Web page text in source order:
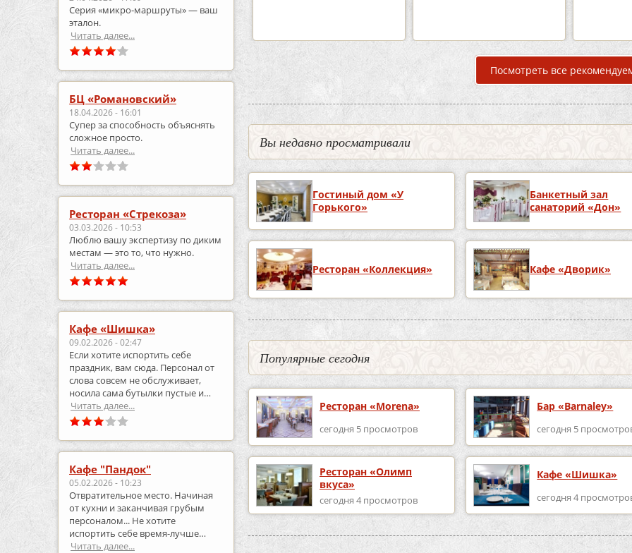
Серия «микро‑маршруты» — ваш
эталон.
Читать далее...
БЦ «Романовский»
18.04.2026 - 16:01
Супер за способность объяснять
сложное просто.
Читать далее...
Ресторан «Стрекоза»
03.03.2026 - 10:53
Люблю вашу экспертизу по диким
местам — это то, что нужно.
Читать далее...
Кафе «Шишка»
09.02.2026 - 02:47
Если хотите испортить себе
праздник, вам сюда. Персонал от
слова совсем не обслуживает,
носила сама бутылки пустые и
приносила полные.
Читать далее...
Кафе "Пандок"
05.02.2026 - 10:23
Отвратительное место. Начиная
от кухни и заканчивая грубым
персоналом... Не хотите
испортить себе время-лучше
выберите что-то другое..
Читать далее...
Посмотреть все
Вы недавно просматривали
Гостиный дом «У
Горького»
Банкетный зал
санаторий «Дон»
Ресторан «Коллекция» Кафе «Дворик»
Популярные сегодня
Ресторан «Morena»
сегодня 5 просмотров
Бар «Barnaley»
сегодня 5
Ресторан «Олимп
вкуса»
сегодня 4 просмотров
Кафе «Шишка»
сегодня 4